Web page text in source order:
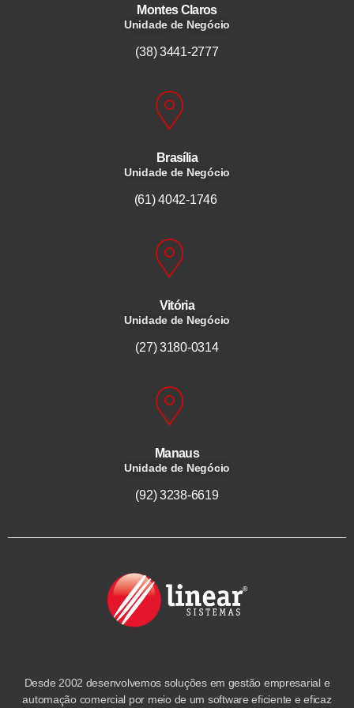
Montes Claros
Unidade de Negócio
(38) 3441-2777
Brasília
Unidade de Negócio
(61) 4042-1746
Vitória
Unidade de Negócio
(27) 3180-0314
Manaus
Unidade de Negócio
(92) 3238-6619
Desde 2002 desenvolvemos soluções em gestão empresarial e
automação comercial por meio de um software eficiente e eficaz